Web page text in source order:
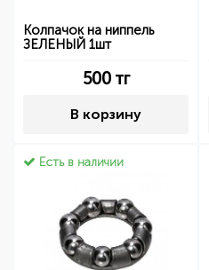
Колпачок на ниппель
ЗЕЛЕНЫЙ 1шт
500тг
В корзину
Есть в наличии